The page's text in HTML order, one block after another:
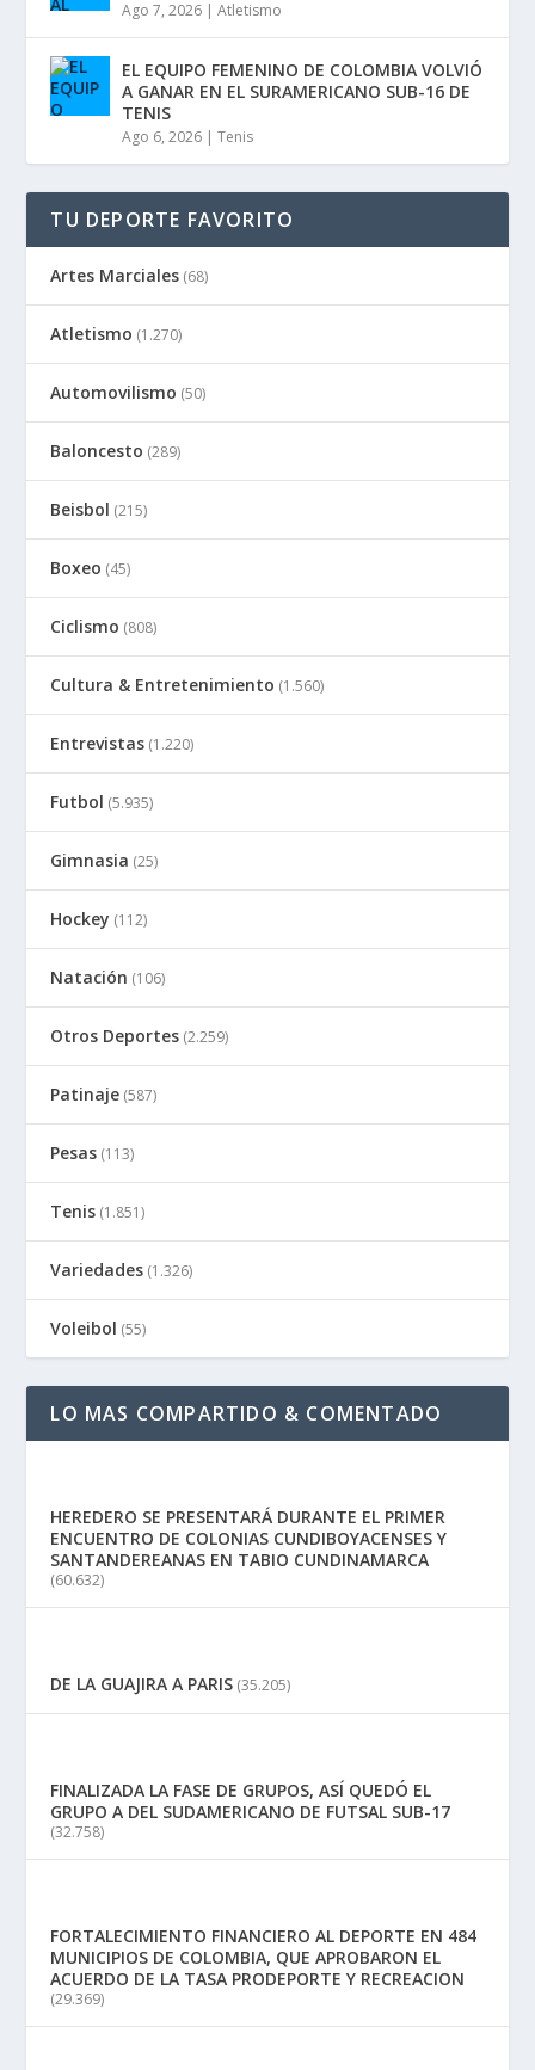
Ago 7, 2026 |Atletismo
EL EQUIPO FEMENINO DE COLOMBIA VOLVIÓ
A GANAR EN EL SURAMERICANO SUB-16 DE
TENIS
Ago 6, 2026 |Tenis
TU DEPORTE FAVORITO
Artes Marciales (68)
Atletismo (1.270)
Automovilismo (50)
Baloncesto (289)
Beisbol (215)
Boxeo (45)
Ciclismo (808)
Cultura & Entretenimiento (1.560)
Entrevistas (1.220)
Futbol (5.935)
Gimnasia (25)
Hockey (112)
Natación (106)
Otros Deportes (2.259)
Patinaje (587)
Pesas (113)
Tenis (1.851)
Variedades (1.326)
Voleibol (55)
LO MAS COMPARTIDO & COMENTADO
HEREDERO SE PRESENTARÁ DURANTE EL PRIMER
ENCUENTRO DE COLONIAS CUNDIBOYACENSES Y
SANTANDEREANAS EN TABIO CUNDINAMARCA
(60.632)
DE LA GUAJIRA A PARIS (35.205)
FINALIZADA LA FASE DE GRUPOS, ASÍ QUEDÓ EL
GRUPO A DEL SUDAMERICANO DE FUTSAL SUB-17
(32.758)
FORTALECIMIENTO FINANCIERO AL DEPORTE EN 484
MUNICIPIOS DE COLOMBIA, QUE APROBARON EL
ACUERDO DE LA TASA PRODEPORTE Y RECREACION
(29.369)